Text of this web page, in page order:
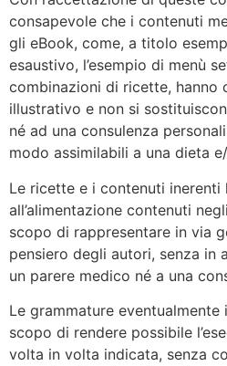
consapevole che i contenuti
gli eBook, come, a titolo
esaustivo, l’esempio di menù
combinazioni di ricette, hanno
illustrativo e non si
né ad una consulenza
modo assimilabili a una dieta
Le ricette e i contenuti inerenti
all’alimentazione contenuti
scopo di rappresentare in via
pensiero degli autori, senza in
un parere medico né a una
Le grammature
scopo di rendere possibile
volta in volta indicata, senza